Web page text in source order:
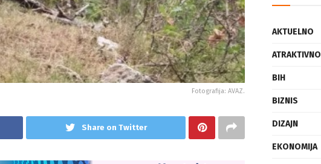
Fotografija: AVAZ.
Share on Twitter
AKTUELNO
ATRAKTIVNO
BIH
BIZNIS
DIZAJN
EKONOMIJA